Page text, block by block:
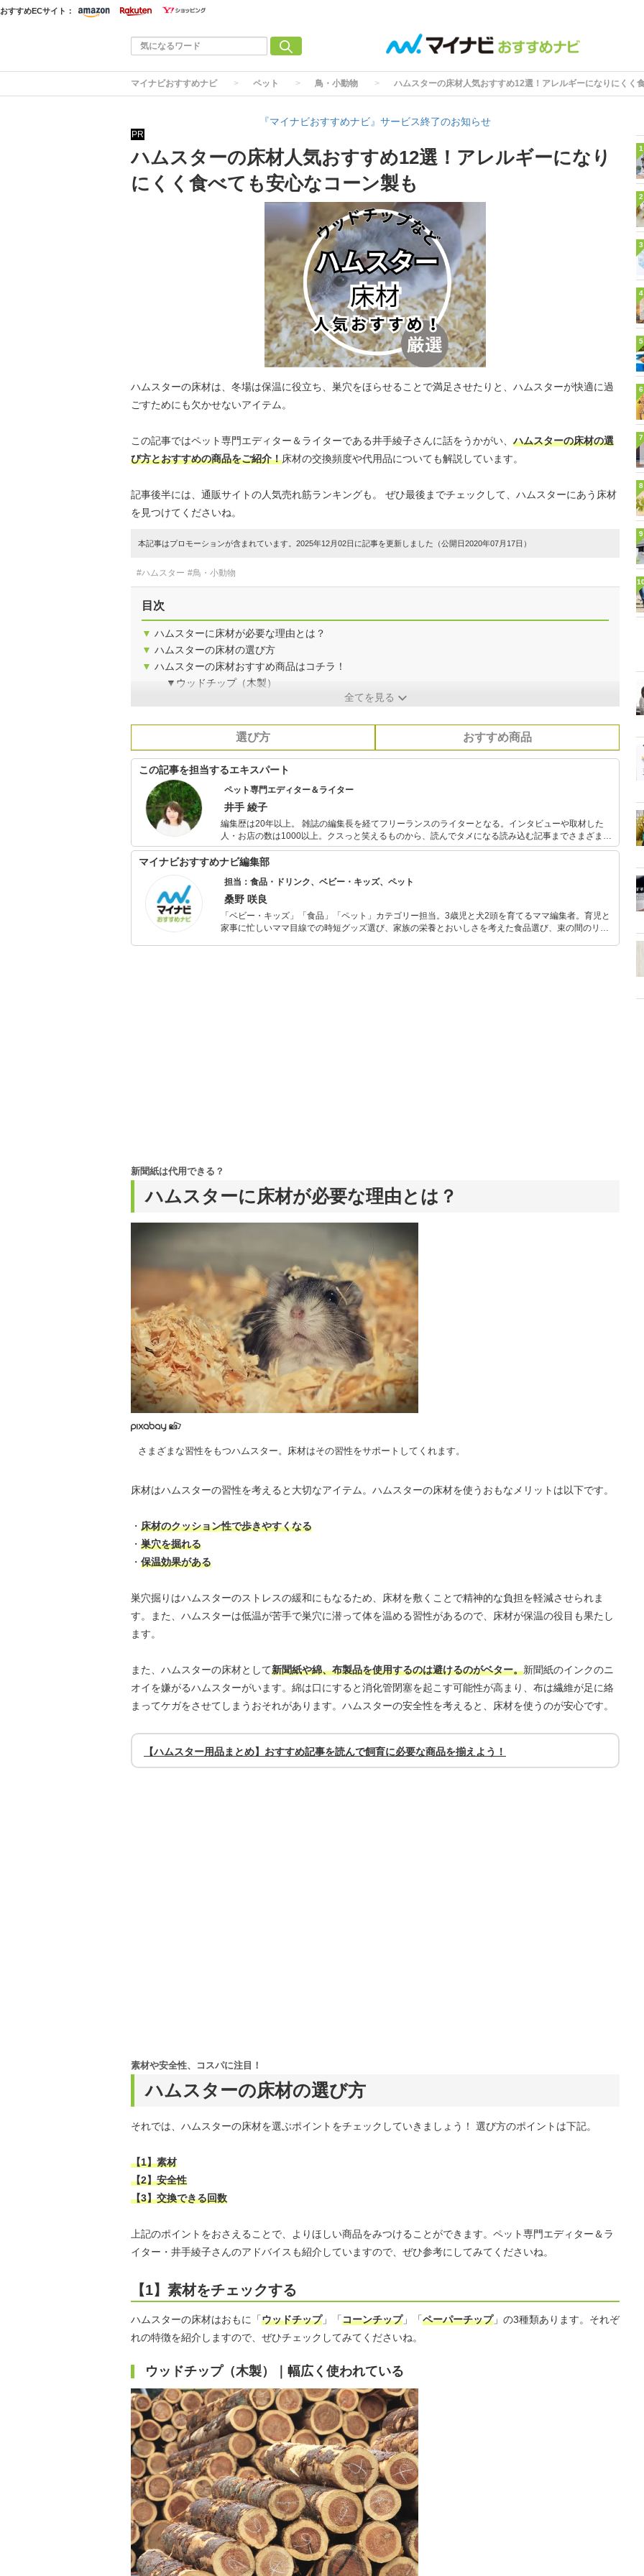
おすすめECサイト：
マイナビおすすめナビ ペット 鳥・小動物 ハムスターの床材人気おすすめ12選！アレルギーになりにくく
『マイナビおすすめナビ』サービス終了のお知らせ
PR
ハムスターの床材人気おすすめ12選！アレルギーになり
にくく食べても安心なコーン製も
ハムスターの床材は、冬場は保温に役立ち、巣穴をほらせることで満足させたりと、ハムスターが快適に過
ごすためにも欠かせないアイテム。
この記事ではペット専門エディター＆ライターである井手綾子さんに話をうかがい、ハムスターの床材の選
び方とおすすめの商品をご紹介！床材の交換頻度や代用品についても解説しています。
記事後半には、通販サイトの人気売れ筋ランキングも。 ぜひ最後までチェックして、ハムスターにあう床材
を見つけてくださいね。
本記事はプロモーションが含まれています。2025年12月02日に記事を更新しました（公開日2020年07月17日）
#ハムスター #鳥・小動物
目次
▼ ハムスターに床材が必要な理由とは？
▼ ハムスターの床材の選び方
▼ ハムスターの床材おすすめ商品はコチラ！
▼ウッドチップ（木製）
全てを見る
選び方 おすすめ商品
この記事を担当するエキスパート
ペット専門エディター＆ライター
井手 綾子
編集歴は20年以上。 雑誌の編集長を経てフリーランスのライターとなる。インタビューや取材した
人・お店の数は1000以上。クスっと笑えるものから、読んでタメになる読み込む記事までさまざまな
記事を執筆している。 中でも、医療ものや動物関係が得意。今までに買ったことのある動物は、犬、
猫、鳩、インコ、ジュウシマツ、キジ、リス、ウサギ、カメ、鶏、ウシガエル、金魚、カタツムリ、
マイナビおすすめナビ編集部
担当：食品・ドリンク、ベビー・キッズ、ペット
桑野 咲良
「ベビー・キッズ」「食品」「ペット」カテゴリー担当。3歳児と犬2頭を育てるママ編集者。育児と
家事に忙しいママ目線での時短グッズ選び、家族の栄養とおいしさを考えた食品選び、束の間のリラ
ハムスターに床材が必要な理由とは？
新聞紙は代用できる？
さまざまな習性をもつハムスター。床材はその習性をサポートしてくれます。
床材はハムスターの習性を考えると大切なアイテム。ハムスターの床材を使うおもなメリットは以下です。
・ 床材のクッション性で歩きやすくなる
・ 巣穴を掘れる
・ 保温効果がある
巣穴掘りはハムスターのストレスの緩和にもなるため、床材を敷くことで精神的な負担を軽減させられま
す。また、ハムスターは低温が苦手で巣穴に潜って体を温める習性があるので、床材が保温の役目も果たし
ます。
また、ハムスターの床材として新聞紙や綿、布製品を使用するのは避けるのがベター。新聞紙のインクのニ
オイを嫌がるハムスターがいます。綿は口にすると消化管閉塞を起こす可能性が高まり、布は繊維が足に絡
まってケガをさせてしまうおそれがあります。ハムスターの安全性を考えると、床材を使うのが安心です。
【ハムスター用品まとめ】おすすめ記事を読んで飼育に必要な商品を揃えよう！
ハムスターの床材の選び方
素材や安全性、コスパに注目！
それでは、ハムスターの床材を選ぶポイントをチェックしていきましょう！ 選び方のポイントは下記。
【1】素材
【2】安全性
【3】交換できる回数
上記のポイントをおさえることで、よりほしい商品をみつけることができます。ペット専門エディター＆ラ
イター・井手綾子さんのアドバイスも紹介していますので、ぜひ参考にしてみてくださいね。
【1】素材をチェックする
ハムスターの床材はおもに「ウッドチップ」「コーンチップ」「ペーパーチップ」の3種類あります。それぞ
れの特徴を紹介しますので、ぜひチェックしてみてくださいね。
ウッドチップ（木製）｜幅広く使われている
1
2
3
4
5
6
7
8
9